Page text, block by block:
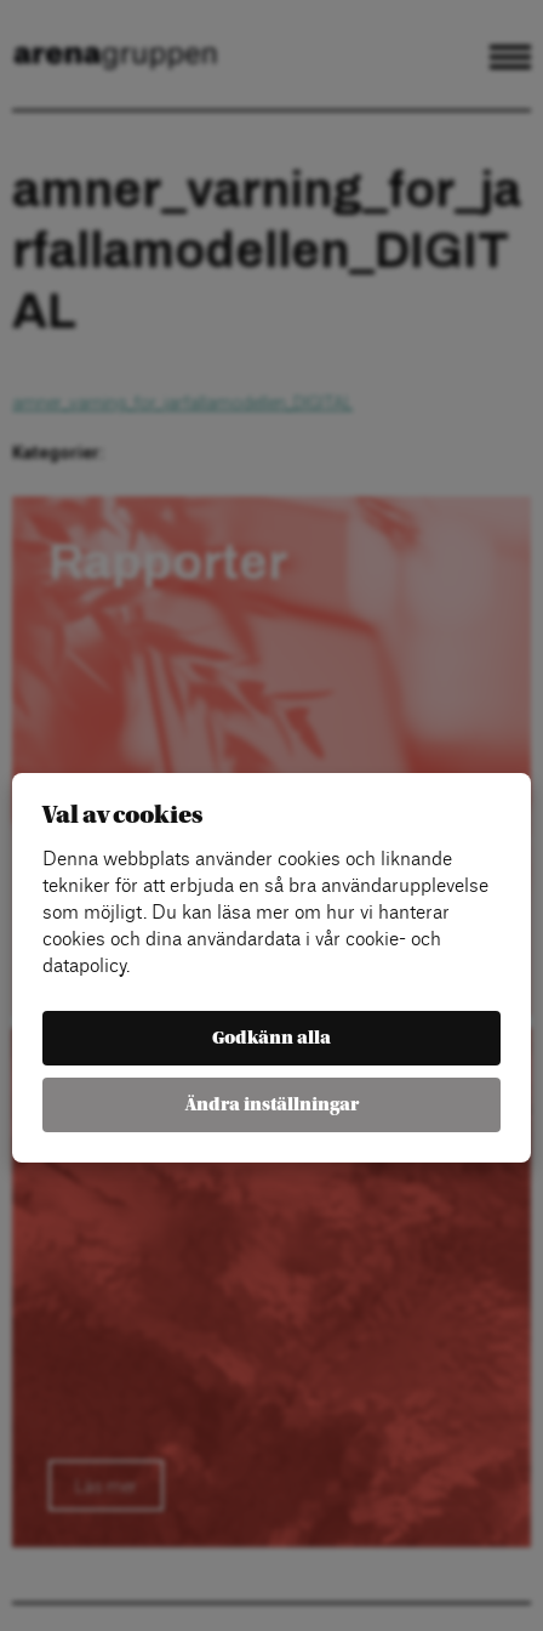
amner_varning_for_ja
rfallamodellen_DIGIT
AL
amner_varning_for_jarfallamodellen_DIGITAL
Kategorier:
Rapporter
Läs mer
Kalender
Läs mer
Val av cookies
Denna webbplats använder cookies och liknande
tekniker för att erbjuda en så bra användarupplevelse
som möjligt. Du kan läsa mer om hur vi hanterar
cookies och dina användardata i vår cookie- och
datapolicy.
Godkänn alla
Ändra inställningar